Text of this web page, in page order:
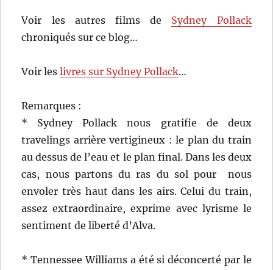
Voir les autres films de Sydney Pollack
chroniqués sur ce blog…
Voir leslivres sur Sydney Pollack…
Remarques :
* Sydney Pollack nous gratifie de deux
travelings arrière vertigineux : le plan du train
au dessus de l’eau et le plan final. Dans les deux
cas, nous partons du ras du sol pour nous
envoler très haut dans les airs. Celui du train,
assez extraordinaire, exprime avec lyrisme le
sentiment de liberté d’Alva.
* Tennessee Williams a été si déconcerté par le